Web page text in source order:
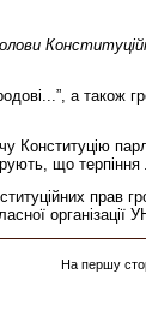
а також
Конституцію
що
прав
На першу